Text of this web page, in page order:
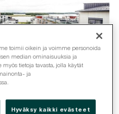
toimii oikein ja voimme personoida
median ominaisuuksia ja
tietoja tavasta, jolla käytät
ja
Hyväksy kaikki evästeet